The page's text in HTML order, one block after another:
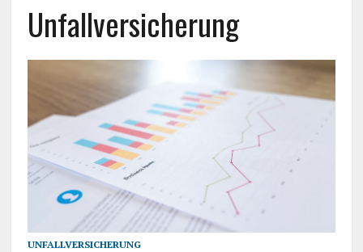
Unfallversicherung
UNFALLVERSICHERUNG